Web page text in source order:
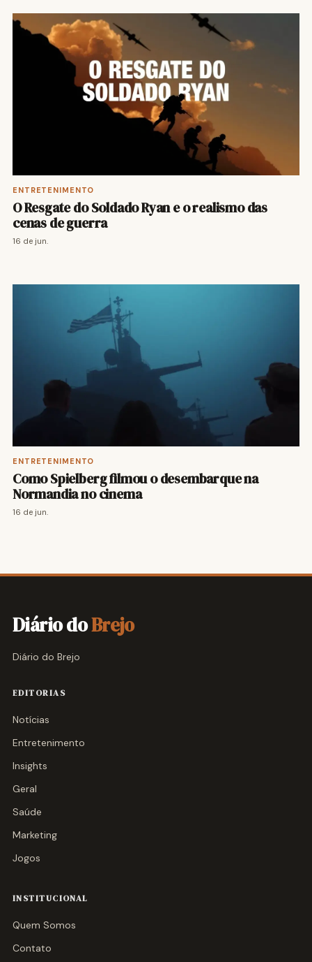
ENTRETENIMENTO
O Resgate do Soldado Ryan e o realismo das
cenas de guerra
16 de jun.
ENTRETENIMENTO
Como Spielberg filmou o desembarque na
Normandia no cinema
16 de jun.
Diário doBrejo
Diário do Brejo
EDITORIAS
Notícias
Entretenimento
Insights
Geral
Saúde
Marketing
Jogos
INSTITUCIONAL
Quem Somos
Contato